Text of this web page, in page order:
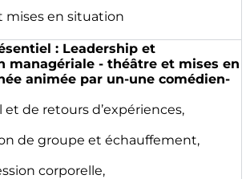
mises en situation
: Leadership et
managériale - théâtre et mises en
animée par un-une comédien-
et de retours d’expériences,
de groupe et échauffement,
corporelle,